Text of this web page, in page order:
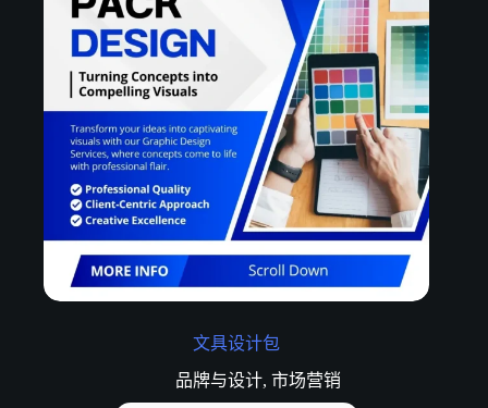
文具设计包
品牌与设计,市场营销